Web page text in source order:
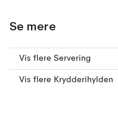
Se mere
Vis flere Servering
Vis flere Krydderihylden